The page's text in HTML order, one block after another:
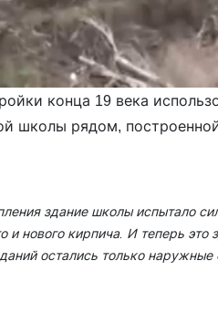
конца 19 века
школы рядом,
здание школы испытало
и нового кирпича. И теперь
остались только